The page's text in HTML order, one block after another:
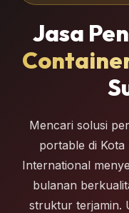
Jasa
Mencari solusi
portable di Kota
International
bulanan
struktur terjamin.